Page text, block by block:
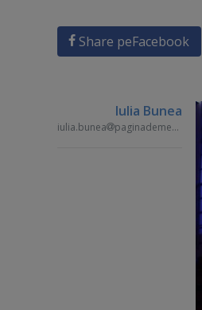
Share peFacebook
Iulia Bunea
iulia.bunea paginademedia.ro